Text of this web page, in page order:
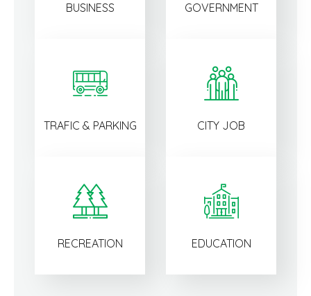
BUSINESS GOVERNMENT
TRAFIC & PARKING CITY JOB
RECREATION EDUCATION